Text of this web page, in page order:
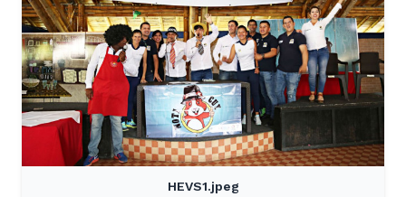
HEVS1.jpeg